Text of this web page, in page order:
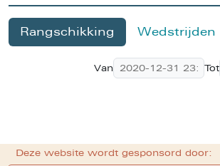
Rangschikking Wedstrijden
Van Tot
Deze website wordt gesponsord door: